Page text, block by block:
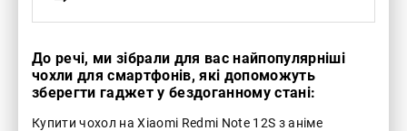
До речі, ми зібрали для вас найпопулярніші
чохли для смартфонів, які допоможуть
зберегти гаджет у бездоганному стані:
Купити чохол на Xiaomi Redmi Note 12S з аніме